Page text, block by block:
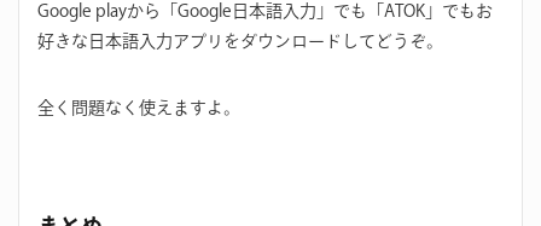
Google playから「Google日本語入力」でも「ATOK」でもお
好きな日本語入力アプリをダウンロードしてどうぞ。
全く問題なく使えますよ。